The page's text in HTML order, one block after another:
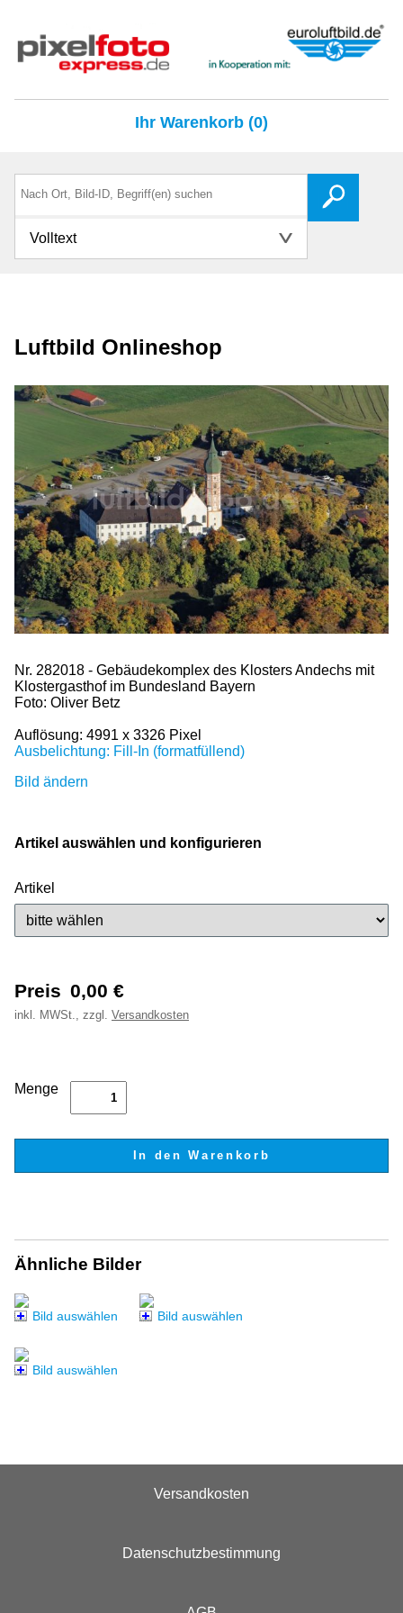
Ihr Warenkorb (0)
Volltext
Luftbild Onlineshop
Nr. 282018 - Gebäudekomplex des Klosters Andechs mit
Klostergasthof im Bundesland Bayern
Foto: Oliver Betz
Auflösung: 4991 x 3326 Pixel
Ausbelichtung: Fill-In (formatfüllend)
Bild ändern
Artikel auswählen und konfigurieren
Artikel
Preis 0,00 €
inkl. MWSt., zzgl. Versandkosten
Menge
Ähnliche Bilder
Bild auswählen Bild auswählen
Bild auswählen
Versandkosten
Datenschutzbestimmung